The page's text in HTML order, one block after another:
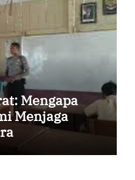
Mengapa
Menjaga